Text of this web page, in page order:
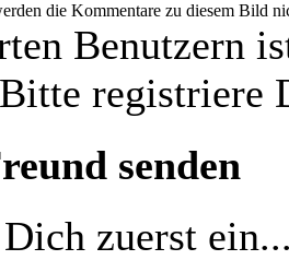
die Kommentare zu diesem Bild
Benutzern
registriere
senden
zuerst